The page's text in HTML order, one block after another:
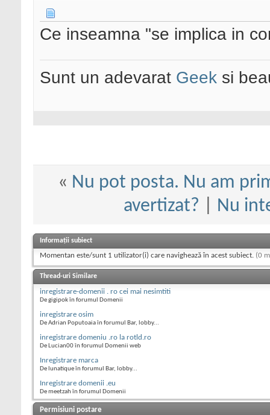
Ce inseamna "se implica in
Sunt un adevarat Geek si
« Nu pot posta. Nu am
avertizat?
Nu
Informații subiect
Momentan este/sunt 1 utilizator(i) care navighează în acest subiect. (0
Thread-uri Similare
inregistrare-domenii . ro cei mai nesimtiti
De gigipok în forumul Domenii
inregistrare osim
De Adrian Poputoaia în forumul Bar, lobby...
inregistrare domeniu .ro la rotld.ro
De Lucian00 în forumul Domenii web
Inregistrare marca
De lunatique în forumul Bar, lobby...
Inregistrare domenii .eu
De meetzah în forumul Domenii
Permisiuni postare